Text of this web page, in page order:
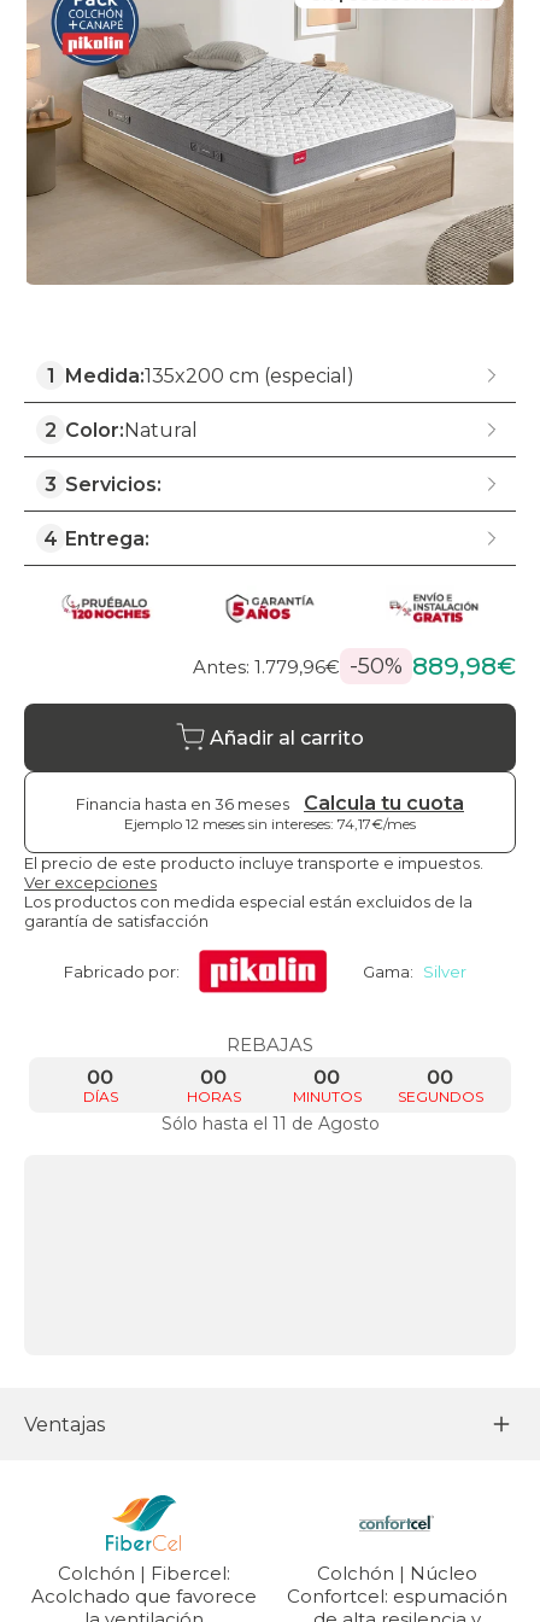
1 Medida:135x200 cm (especial)
2 Color: Natural
3 Servicios:
4 Entrega:
Antes: 1.779,96€ -50% 889,98€
Añadir al carrito
Financia hasta en 36 meses Calcula tu cuota
Ejemplo 12 meses sin intereses: 74,17€/mes
El precio de este producto incluye transporte e impuestos.
Ver excepciones
Los productos con medida especial están excluidos de la
garantía de satisfacción
Fabricado por: Gama: Silver
REBAJAS
DÍAS
00
HORAS
00
MINUTOS
00
SEGUNDOS
00
Sólo hasta el 11 de Agosto
Ventajas
Colchón | Fibercel:
Acolchado que favorece
Colchón | Núcleo
Confortcel: espumación